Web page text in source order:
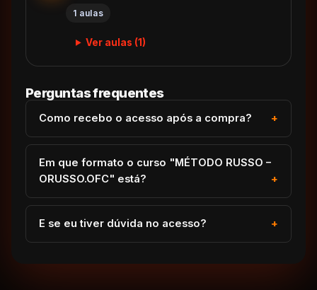
1 aulas
Ver aulas (1)
Perguntas frequentes
Como recebo o acesso após a compra?
Em que formato o curso "MÉTODO RUSSO –
ORUSSO.OFC" está?
E se eu tiver dúvida no acesso?